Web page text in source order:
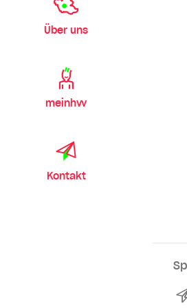
Über uns
meinhvv
Kontakt